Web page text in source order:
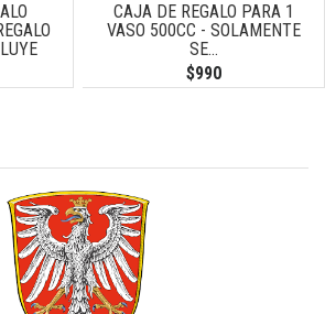
CAJA DE REGALO PARA 1
VASO 500CC - SOLAMENTE
SE...
$990